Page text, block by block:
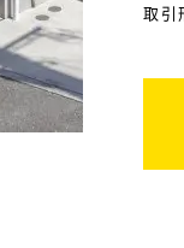
取引